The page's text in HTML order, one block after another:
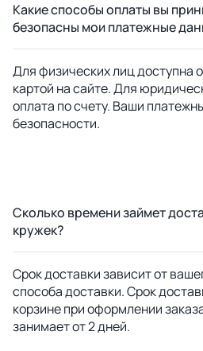
Какие способы оплаты вы
безопасны мои платежные
Для физических лиц доступна
картой на сайте. Для
оплата по счету. Ваши
безопасности.
Сколько времени займет
кружек?
Срок доставки зависит от
способа доставки. Срок
корзине при оформлении
занимает от 2 дней.